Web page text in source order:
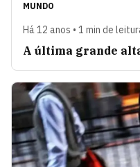
MUNDO
Há 12 anos • 1 min de
A última grande